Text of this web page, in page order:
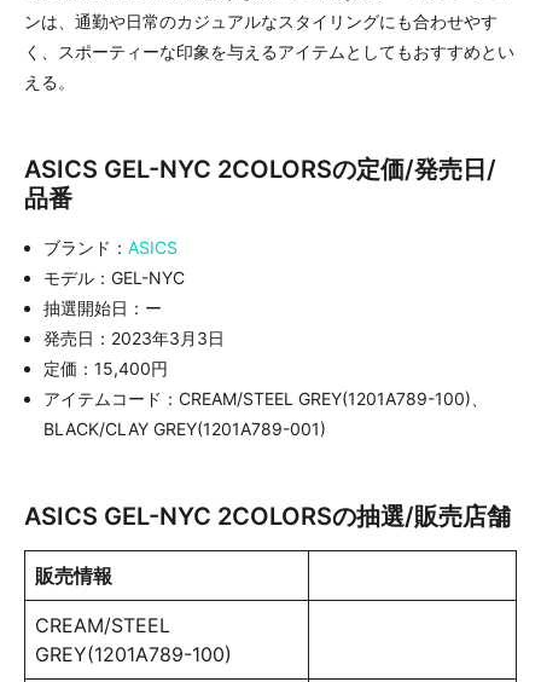
ンは、通勤や日常のカジュアルなスタイリングにも合わせやす
く、スポーティーな印象を与えるアイテムとしてもおすすめとい
える。
ASICS GEL-NYC 2COLORSの定価/発売日/
品番
ブランド： ASICS
モデル：GEL-NYC
抽選開始日：ー
発売日：2023年3月3日
定価：15,400円
アイテムコード：CREAM/STEEL GREY(1201A789-100)、
BLACK/CLAY GREY(1201A789-001)
ASICS GEL-NYC 2COLORSの抽選/販売店舗
販売情報
CREAM/STEEL
GREY(1201A789-100)